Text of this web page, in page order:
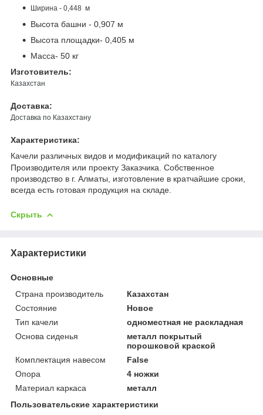
Ширина - 0,448 м
Высота башни - 0,907 м
Высота площадки- 0,405 м
Масса- 50 кг
Изготовитель:
Казахстан
Доставка:
Доставка по Казахстану
Характеристика:
Качели различных видов и модификаций по каталогу
Производителя или проекту Заказчика. Собственное
производство в г. Алматы, изготовление в кратчайшие сроки,
всегда есть готовая продукция на складе.
Скрыть
Характеристики
Основные
Страна производитель
Казахстан
Состояние
Новое
Тип качели
одноместная не раскладная
Основа сиденья
металл покрытый
порошковой краской
Комплектация навесом
False
Опора
4 ножки
Материал каркаса
металл
Пользовательские характеристики